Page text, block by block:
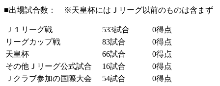
■出場試合数： ※天皇杯にはＪリーグ以前のものは含まず
Ｊ１リーグ戦 533試合
0得点
リーグカップ戦
83試合
0得点
天皇杯
66試合
0得点
その他Ｊリーグ公式試合
16試合
0得点
Ｊクラブ参加の国際大会
54試合
0得点